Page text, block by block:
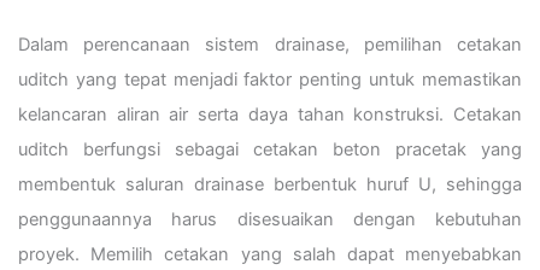
Dalam perencanaan sistem drainase, pemilihan cetakan
uditch yang tepat menjadi faktor penting untuk memastikan
kelancaran aliran air serta daya tahan konstruksi. Cetakan
uditch berfungsi sebagai cetakan beton pracetak yang
membentuk saluran drainase berbentuk huruf U, sehingga
penggunaannya harus disesuaikan dengan kebutuhan
proyek. Memilih cetakan yang salah dapat menyebabkan